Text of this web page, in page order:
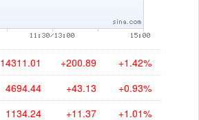
14311.01 +200.89 +1.42%
4694.44 +43.13 +0.93%
1134.24 +11.37 +1.01%